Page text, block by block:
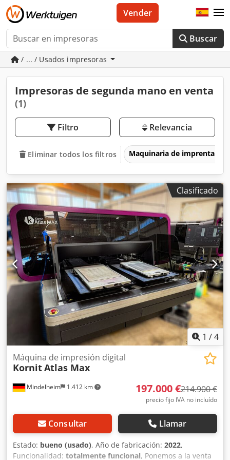
Buscar
Vender
/ ... / Usados impresoras
Impresoras de segunda mano en venta
(1)
Filtro Relevancia
Eliminar todos los filtros Maquinaria de imprenta y
Clasificado
1 /4
Mindelheim 1.412 km
Máquina de impresión digital
KornitAtlas Max
197.000 €214.900 €
precio fijo IVA no incluído
Consultar Llamar
Estado: bueno (usado), Año de fabricación: 2022,
Funcionalidad: totalmente funcional, Ponemos a la venta